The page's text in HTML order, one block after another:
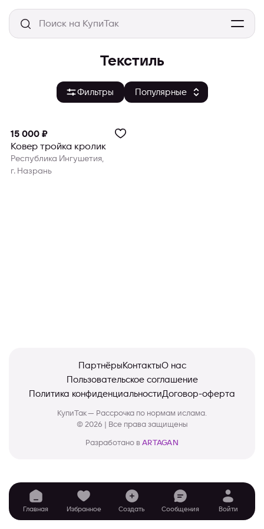
Текстиль
Фильтры
15 000 ₽
Ковер тройка кролик
Республика Ингушетия,
г. Назрань
ПартнёрыКонтактыО нас
Пользовательское соглашение
Политика конфиденциальностиДоговор-оферта
КупиТак — Рассрочка по нормам ислама.
© 2026 | Все права защищены
Разработано в ARTAGAN
Главная Избранное Создать Сообщения Войти